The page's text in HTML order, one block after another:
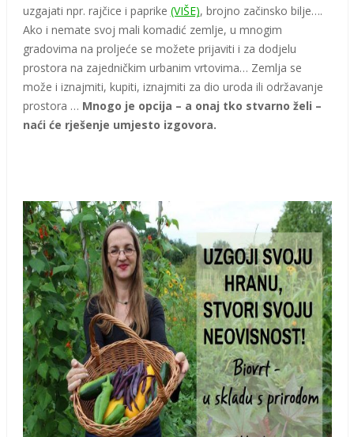
uzgajati npr. rajčice i paprike (VIŠE), brojno začinsko bilje….
Ako i nemate svoj mali komadić zemlje, u mnogim
gradovima na proljeće se možete prijaviti i za dodjelu
prostora na zajedničkim urbanim vrtovima… Zemlja se
može i iznajmiti, kupiti, iznajmiti za dio uroda ili održavanje
prostora … Mnogo je opcija – a onaj tko stvarno želi –
naći će rješenje umjesto izgovora.